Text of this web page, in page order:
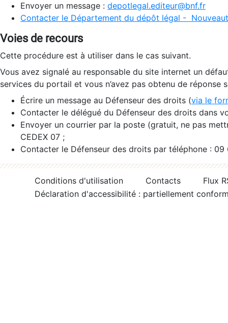
Envoyer un message : depotlegal.editeur@bnf.fr
Contacter le Département du dépôt légal -
Voies de recours
Cette procédure est à utiliser dans le cas suivant.
Vous avez signalé au responsable du site internet un
services du portail et vous n’avez pas obtenu de réponse
Écrire un message au Défenseur des droits (via le
Contacter le délégué du Défenseur des droits dans
Envoyer un courrier par la poste (gratuit, ne pas
CEDEX 07 ;
Contacter le Défenseur des droits par téléphone :
Conditions d'utilisation Contacts
Flux
Déclaration d'accessibilité : partiellement